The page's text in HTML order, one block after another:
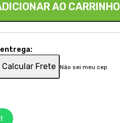
AO CARRINHO
Calcular Frete Não sei meu cep